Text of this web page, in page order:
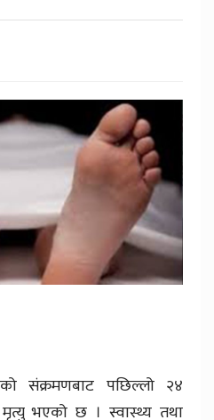
संक्रमणबाट पछिल्लो २४
भएको छ । स्वास्थ्य तथा